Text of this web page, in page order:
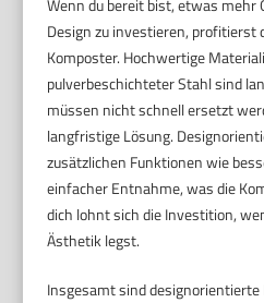
Wenn du bereit bist, etwas mehr
Design zu investieren, profitierst
Komposter. Hochwertige
pulverbeschichteter Stahl sind
müssen nicht schnell ersetzt
langfristige Lösung.
zusätzlichen Funktionen wie
einfacher Entnahme, was die
dich lohnt sich die Investition,
Ästhetik legst.
Insgesamt sind